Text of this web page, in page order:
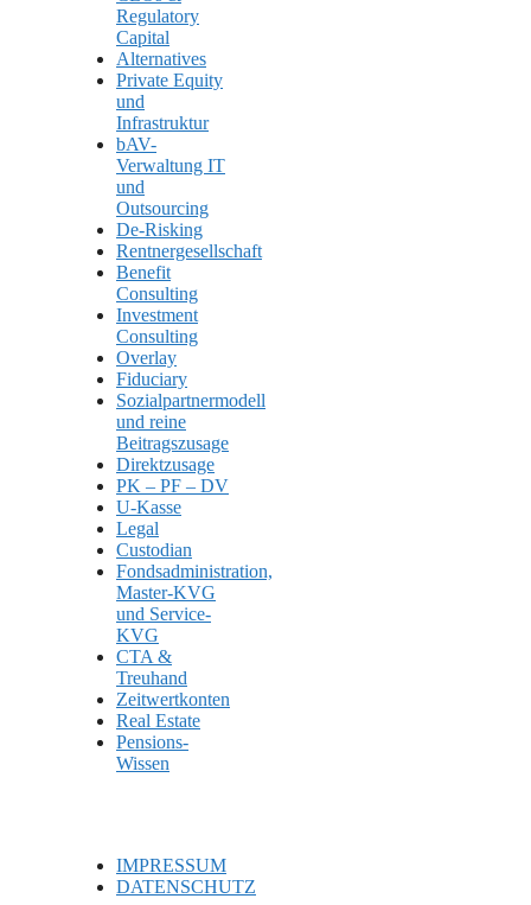
Regulatory
Capital
Alternatives
Private Equity
und
Infrastruktur
bAV-
Verwaltung IT
und
Outsourcing
De-Risking
Rentnergesellschaft
Benefit
Consulting
Investment
Consulting
Overlay
Fiduciary
Sozialpartnermodell
und reine
Beitragszusage
Direktzusage
PK – PF – DV
U-Kasse
Legal
Custodian
Fondsadministration,
Master-KVG
und Service-
KVG
CTA &
Treuhand
Zeitwertkonten
Real Estate
Pensions-
Wissen
IMPRESSUM
DATENSCHUTZ